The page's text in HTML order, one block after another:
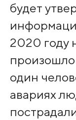
будет
2020 году
один
авариях